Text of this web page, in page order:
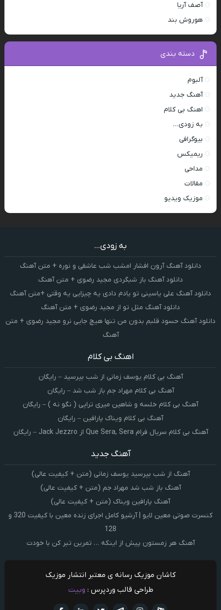
آصف آریا
هوروش بند
دسته بندی
آلبوم
آهنگ جدید
اهنگ بی کلام
به زودی…
بیوگرافی
ریمیکس
مداحی
مقالات
موزیک ویدیو
به زودی...
دانلود آهنگ آرون افشار امشب شب عاشقی و نوره + متن آهنگ
دانلود آهنگ باز شبگردی مجید رضوی + متن آهنگ
دانلود آهنگ علی یاسینی تو یادم دادی یه چیزایی یه وقتی +متن آهنگ
دانلود آهنگ مثل تو از مجید رضوی + متن آهنگ
دانلود آهنگ حسود قلبم بدون من تنها هیچ جایی نرو مجید رضوی + متن
آهنگ
اهنگ بی کلام
آهنگ بی کلام یوسف زمانی از شب بپرسید – رایگان
آهنگ بی کلام مهراد جم باز شب شد – رایگان
آهنگ بی کلام خلسه و شاهین میری تراپی ( نگو نه ) – رایگان
آهنگ بی کلام ویناک پارافین – رایگان
آهنگ بی کلام سریال فرام Que Sera, Sera از Jack Jezzro – رایگان
آهنگ جدید
آهنگ از شب بپرسید یوسف زمانی (متن + کیفیت عالی)
آهنگ باز شب شد مهراد جم (متن + کیفیت عالی)
آهنگ پارافین ویناک (متن + کیفیت عالی)
کنسرت صوتی معین لایو | آرشیو کامل اجرای زنده معین با کیفیت 320 و
128
آهنگ هر زمستون پیش از اینکه … تمرین تبر کن با خودت
کاشان موزیک رسانه ی معتبر انتشار موزیک
طراحی قالب وردپرس : وبیت